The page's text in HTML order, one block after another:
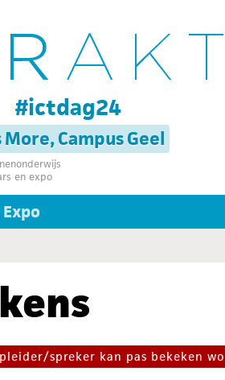
#ictdag24
Campus Geel
en expo
Expo
spreker kan pas bekeken